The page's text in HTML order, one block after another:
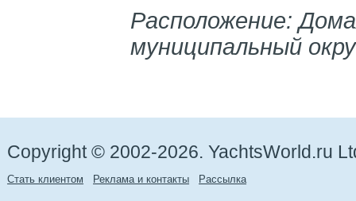
Расположение:
муниципальный
Copyright © 2002-2026. YachtsWorld.ru
Стать клиентом Реклама и контакты Рассылка